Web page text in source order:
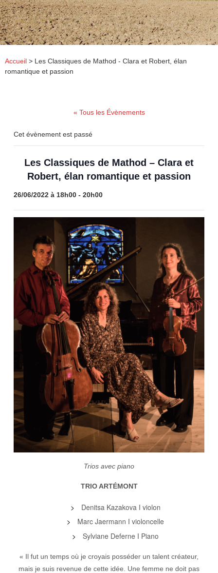
Accueil > Les Classiques de Mathod - Clara et Robert, élan
romantique et passion
« Tous les Évènements
Cet évènement est passé
Les Classiques de Mathod – Clara et
Robert, élan romantique et passion
26/06/2022 à 18h00 - 20h00
Trios avec piano
TRIO ARTÉMONT
Denitsa Kazakova I violon
Marc Jaermann I violoncelle
Sylviane Deferne I Piano
« Il fut un temps où je croyais posséder un talent créateur,
mais je suis revenue de cette idée. Une femme ne doit pas